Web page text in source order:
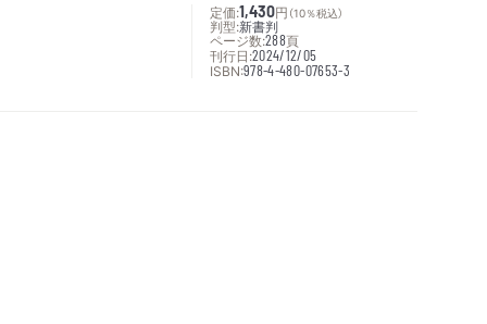
定価:1,430円 （10％税込）
判型:新書判
ページ数:288頁
刊行日:2024/12/05
ISBN:978-4-480-07653-3